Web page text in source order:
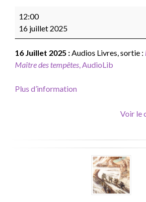
Audios
Livres,
sortie
12:00
16 juillet 2025
16 Juillet 2025 :Audios Livres, sortie :
Maître des tempêtes, AudioLib
Plus d’information
Voir le